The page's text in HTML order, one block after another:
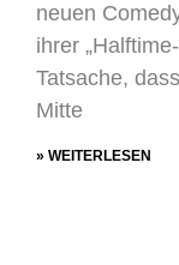
neuen
ihrer
Tatsache,
Mitte
» WEITERLESEN